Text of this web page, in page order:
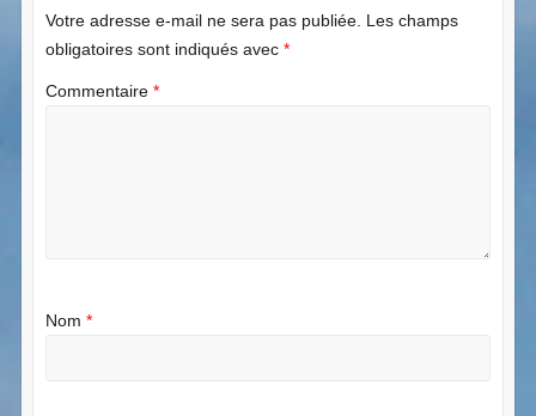
Votre adresse e-mail ne sera pas publiée. Les champs
obligatoires sont indiqués avec *
Commentaire *
Nom *